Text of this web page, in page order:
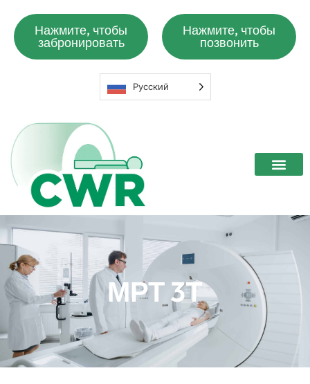
Нажмите, чтобы
забронировать
Нажмите, чтобы
позвонить
Русский
МРТ 3T